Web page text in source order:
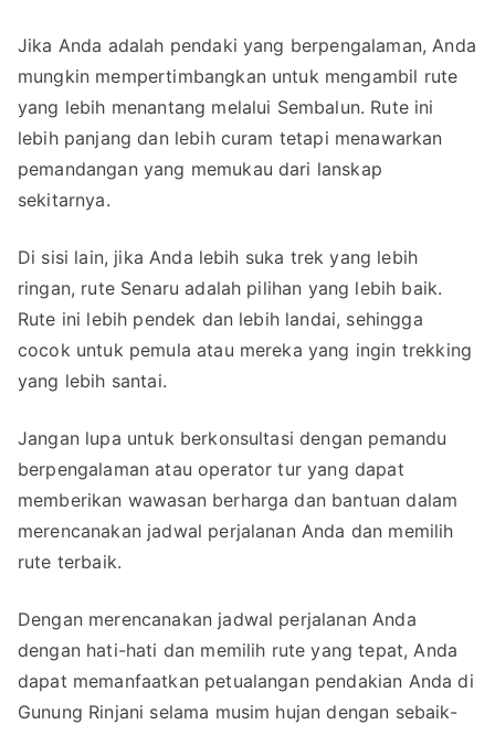
Jika Anda adalah pendaki yang berpengalaman, Anda
mungkin mempertimbangkan untuk mengambil rute
yang lebih menantang melalui Sembalun. Rute ini
lebih panjang dan lebih curam tetapi menawarkan
pemandangan yang memukau dari lanskap
sekitarnya.
Di sisi lain, jika Anda lebih suka trek yang lebih
ringan, rute Senaru adalah pilihan yang lebih baik.
Rute ini lebih pendek dan lebih landai, sehingga
cocok untuk pemula atau mereka yang ingin trekking
yang lebih santai.
Jangan lupa untuk berkonsultasi dengan pemandu
berpengalaman atau operator tur yang dapat
memberikan wawasan berharga dan bantuan dalam
merencanakan jadwal perjalanan Anda dan memilih
rute terbaik.
Dengan merencanakan jadwal perjalanan Anda
dengan hati-hati dan memilih rute yang tepat, Anda
dapat memanfaatkan petualangan pendakian Anda di
Gunung Rinjani selama musim hujan dengan sebaik-